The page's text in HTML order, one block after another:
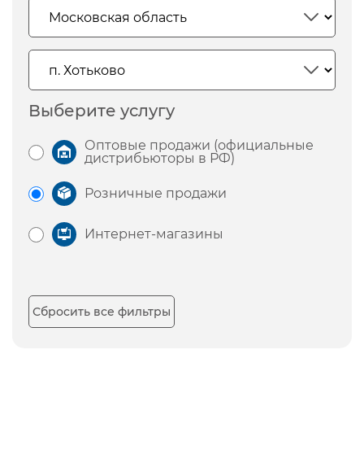
Выберите услугу
Оптовые продажи (официальные
дистрибьюторы в РФ)
Розничные продажи
Интернет-магазины
Сбросить все фильтры